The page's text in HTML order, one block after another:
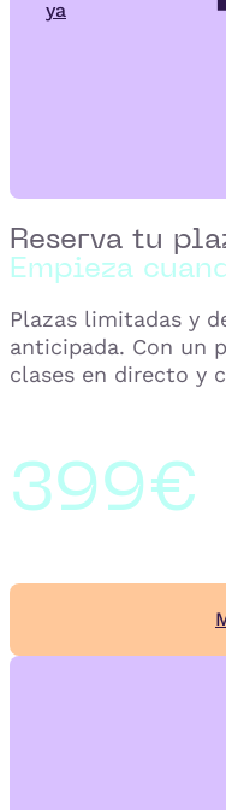
ya
Reserva tu
Empieza
Plazas limitadas y
anticipada. Con un
clases en directo y
399€